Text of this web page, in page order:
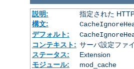
説明:
指定された
構文:
デフォルト:
コンテキスト: サーバ設定ファ
ステータス:
Extension
モジュール:
mod_cache